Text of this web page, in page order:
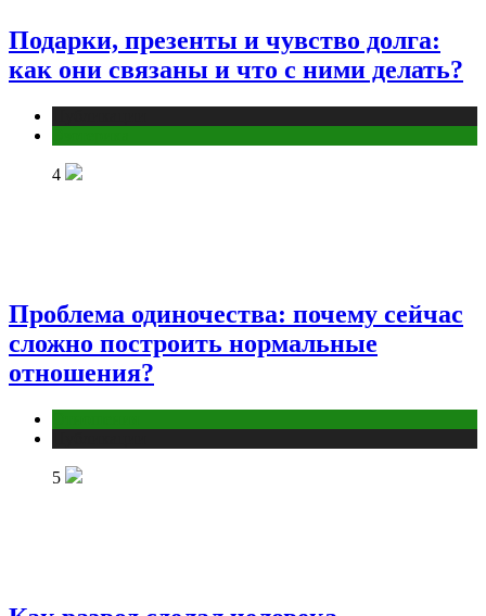
Подарки, презенты и чувство долга:
как они связаны и что с ними делать?
4
Проблема одиночества: почему сейчас
сложно построить нормальные
отношения?
5